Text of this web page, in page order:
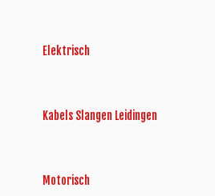
Elektrisch
Kabels Slangen Leidingen
Motorisch